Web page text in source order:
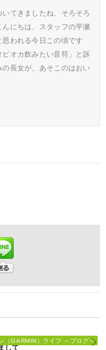
てきましたね、そろそろ
にちは、スタッフの平瀬
われる今日この頃です
オカ飲みたい音符」と訴
長女が、あそこのはおい
（GARMIN）ライフ ～ブログ～
して